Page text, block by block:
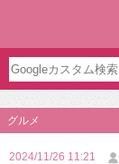
グルメ
2024/11/26 11:21